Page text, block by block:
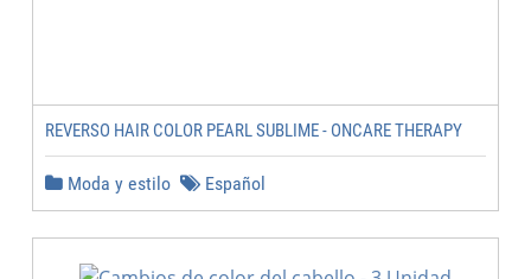
REVERSO HAIR COLOR PEARL SUBLIME - ONCARE THERAPY
Moda y estilo Español